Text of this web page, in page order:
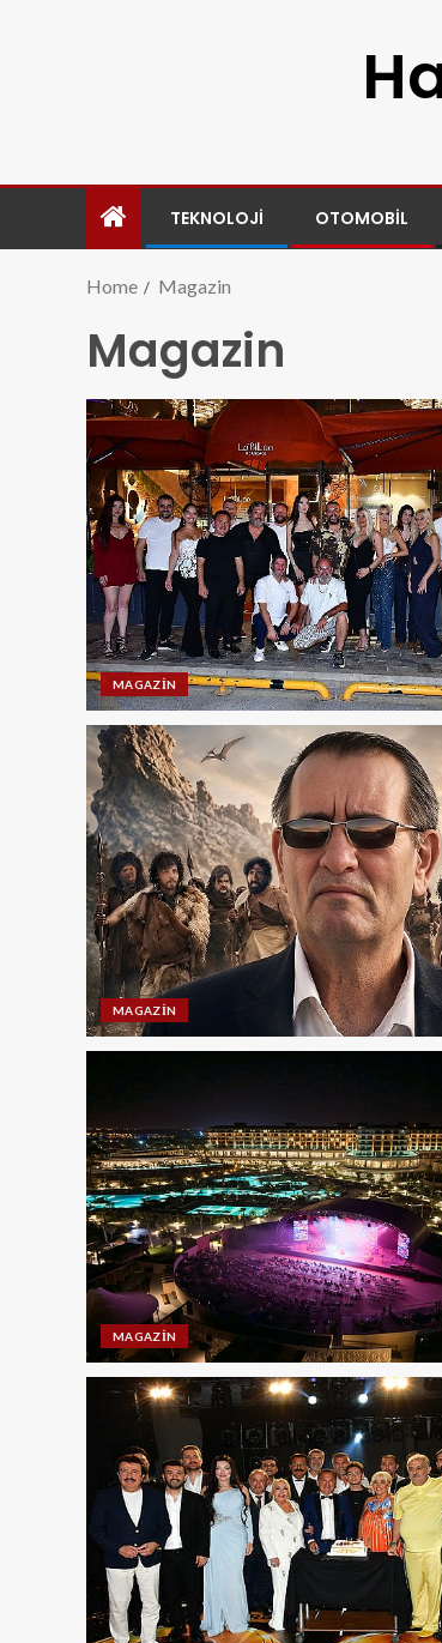
TEKNOLOJI OTOMOBIL
Home Magazin
Magazin
MAGAZIN
MAGAZIN
MAGAZIN